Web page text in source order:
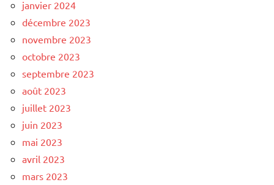
janvier 2024
décembre 2023
novembre 2023
octobre 2023
septembre 2023
août 2023
juillet 2023
juin 2023
mai 2023
avril 2023
mars 2023